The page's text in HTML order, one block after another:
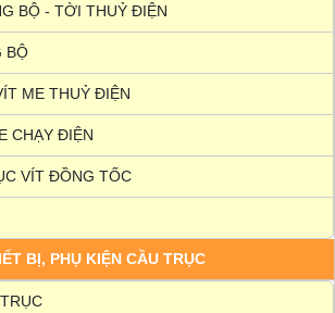
BỘ - TỜI THUỶ ĐIỆN
BỘ
ME THUỶ ĐIỆN
CHẠY ĐIỆN
VÍT ĐỒNG TỐC
BỊ, PHỤ KIỆN CẦU TRỤC